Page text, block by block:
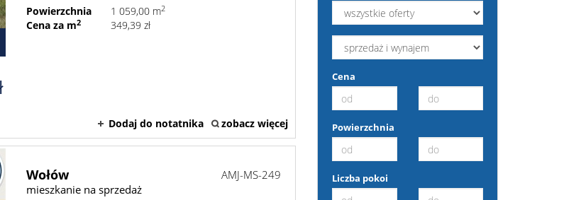
Powierzchnia
1 059,00 m2
Cena za m2 349,39 zł
Dodaj do notatnika zobacz więcej
Wołów
mieszkanie na sprzedaż
AMJ-MS-249
Cena
Powierzchnia
Liczba pokoi